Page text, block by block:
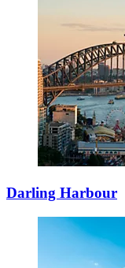
Darling Harbour